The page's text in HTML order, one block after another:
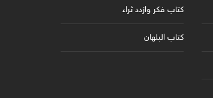
كتاب فكر وازدد ثراء
كتاب البلهان